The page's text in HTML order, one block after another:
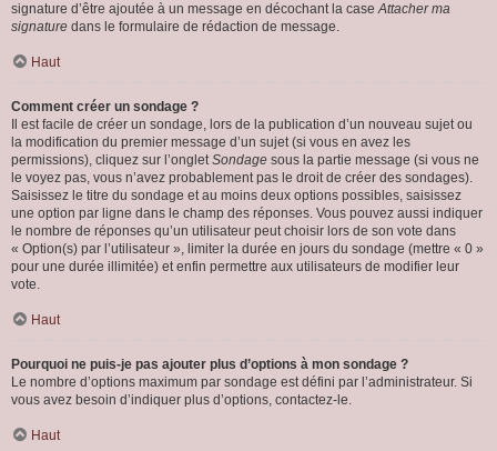
signature d’être ajoutée à un message en décochant la caseAttacher ma
signature dans le formulaire de rédaction de message.
Haut
Comment créer un sondage ?
Il est facile de créer un sondage, lors de la publication d’un nouveau sujet ou
la modification du premier message d’un sujet (si vous en avez les
permissions), cliquez sur l’ongletSondage sous la partie message (si vous ne
le voyez pas, vous n’avez probablement pas le droit de créer des sondages).
Saisissez le titre du sondage et au moins deux options possibles, saisissez
une option par ligne dans le champ des réponses. Vous pouvez aussi indiquer
le nombre de réponses qu’un utilisateur peut choisir lors de son vote dans
« Option(s) par l’utilisateur », limiter la durée en jours du sondage (mettre « 0 »
pour une durée illimitée) et enfin permettre aux utilisateurs de modifier leur
vote.
Haut
Pourquoi ne puis-je pas ajouter plus d’options à mon sondage ?
Le nombre d’options maximum par sondage est défini par l’administrateur. Si
vous avez besoin d’indiquer plus d’options, contactez-le.
Haut